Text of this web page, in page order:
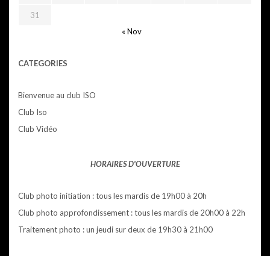
31
« Nov
CATEGORIES
Bienvenue au club ISO
Club Iso
Club Vidéo
HORAIRES D'OUVERTURE
Club photo initiation : tous les mardis de 19h00 à 20h
Club photo approfondissement : tous les mardis de 20h00 à 22h
Traitement photo : un jeudi sur deux de 19h30 à 21h00